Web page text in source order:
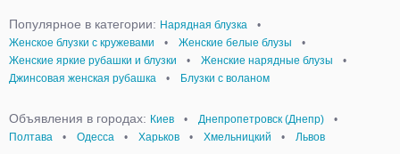
Популярное в категории: Нарядная блузка
•
Женское блузки с кружевами
• Женские белые блузы
•
Женские яркие рубашки и блузки
• Женские нарядные блузы
•
Джинсовая женская рубашка
• Блузки с воланом
Объявления в городах: Киев • Днепропетровск (Днепр)
•
Полтава
• Одесса • Харьков • Хмельницкий • Львов